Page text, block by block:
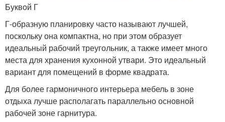
Буквой Г
Г-образную планировку часто называют лучшей,
поскольку она компактна, но при этом образует
идеальный рабочий треугольник, а также имеет много
места для хранения кухонной утвари. Это идеальный
вариант для помещений в форме квадрата.
Для более гармоничного интерьера мебель в зоне
отдыха лучше располагать параллельно основной
рабочей зоне гарнитура.